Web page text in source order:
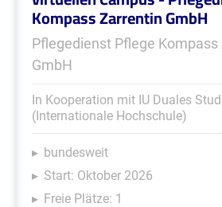
Kompass Zarrentin GmbH
Pflegedienst Pflege Kompass
GmbH
In Kooperation mit IU Duales
(Internationale Hochschule)
bundesweit
Start: Oktober 2026
Freie Plätze: 1